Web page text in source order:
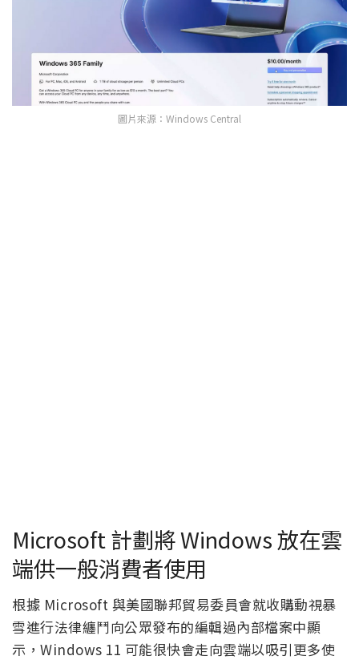
圖片來源：Windows Central
Microsoft 計劃將 Windows 放在雲
端供一般消費者使用
根據 Microsoft 與美國聯邦貿易委員會就收購動視暴
雪進行法律纏鬥向公眾發布的編輯過內部檔案中顯
示，Windows 11 可能很快會走向雲端以吸引更多使